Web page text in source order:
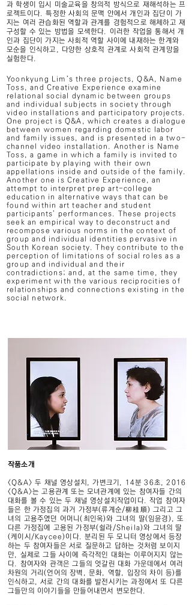
과 학생이 입시 미술교육을 창의적 방식으로 재해석하는 프
로젝트이다. 특정한 사회의 문맥 안에서 개인과 집단이 가
지는 여러 관습화된 역할과 관계를 경험적으로 해체하고 재
구성할 수 있는 방법을 모색한다. 이러한 작업을 통해서 개
인과 집단이 가지는 사회적 역할 사이에 내재하는 한계와
모순을 인식하고, 다양한 상호적 관계로 사회적 관계망을
실험한다.
Yoonkyung Lim’s three projects, Q&A, Name
Toss, and Creative Experience examine
relational social dynamic between groups
and individual subjects in society through
video installations and participatory projects.
One project is Q&A, which creates a dialogue
between women regarding domestic labor
and family issues, and is presented in a two-
channel video installation. Another is Name
Toss, a game in which a family is invited to
participate by playing with their own
appellations inside and outside of the family.
Another one is Creative Experience, an
attempt to interpret prep art-college
education in alternative ways that can be
found within art teacher and student
participants’ performances. These projects
seek an empirical way to deconstruct and
recompose various norms in the context of
group and individual identities pervasive in
South Korean society. They contribute to the
perception of limitations of social roles as a
group and individual and their
contradictions; and, at the same time, they
experiment with the various reciprocities of
relationships and connections existing in the
social network.
작품소개
<Q&A> 두 채널 영상설치, 가변크기, 14분 36초, 2016
<Q&A>는 고용관계 또는 모녀관계에 있는 참여자들 간의
대화를 볼 수 있는 두 채널 영상설치작업이다. 작업 참여자
들은 한 가정집의 과거 가정부(류계순/柳桂順) 그리고 그
녀의 고용주였던 어머니(최인옥)와 그녀의 딸(임윤경), 또
다른 가정집에 고용된 가정부(쉴라/Sheila)와 그녀의 딸
(케이시/Kaycee)이다. 분리된 두 모니터 영상에서 등장
하는 두 참여자들은 서로 질문하고 답하는 것처럼 보이지
만, 실제로 그들 사이에 즉각적인 대화는 이루어지지 않는
다. 참여자와 관객은 그들의 엇갈린 대화 가운데에서 여러
차원의 거리(언어의 장벽, 문화, 역할, 입장의 차이 등)를
인식하고, 서로 간의 대화를 발전시키는 과정에서 또 다른
그들만의 이야기들을 만들어내면서 변모한다.